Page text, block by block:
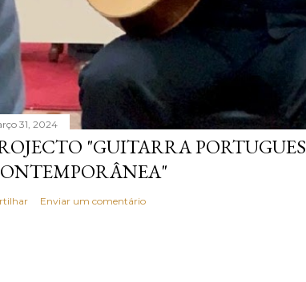
31, 2024
"GUITARRA
Enviar um comentário